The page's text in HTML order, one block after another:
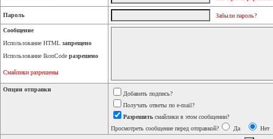
Пароль Забыли пароль?
Сообщение
Использование HTML запрещено
Использование IkonCode разрешено
Смайлики разрешены
Опции отправки
Добавить подпись?
Получать ответы по e-mail?
Разрешить смайлики в этом сообщении?
Просмотреть сообщение перед отправкой?
Да Нет